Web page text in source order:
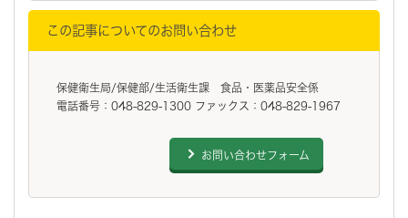
この記事についてのお問い合わせ
保健衛生局/保健部/生活衛生課 食品・医薬品安全係
電話番号：048-829-1300 ファックス：048-829-1967
お問い合わせフォーム